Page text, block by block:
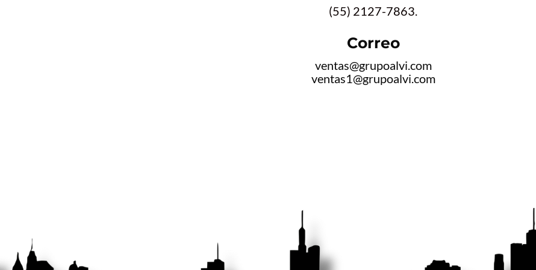
(55) 2127-7863.
Correo
ventas@grupoalvi.com
ventas1@grupoalvi.com